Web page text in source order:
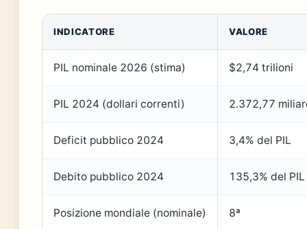
INDICATORE VALORE
PIL nominale 2026 (stima) $2,74 trilioni
PIL 2024 (dollari correnti) 2.372,77
Deficit pubblico 2024 3,4% del PIL
Debito pubblico 2024 135,3% del PIL
Posizione mondiale (nominale) 8ª